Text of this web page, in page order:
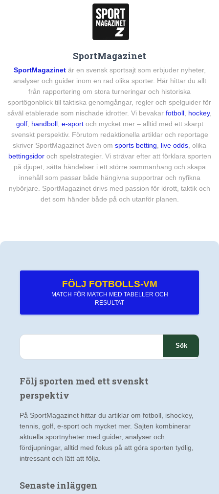
SportMagazinet
SportMagazinetär en svensk sportsajt som erbjuder nyheter,
analyser och guider inom en rad olika sporter. Här hittar du allt
från rapportering om stora turneringar och historiska
sportögonblick till taktiska genomgångar, regler och spelguider för
såväl etablerade som nischade idrotter. Vi bevakar fotboll hockey,
golf, handboll, e-sportoch mycket mer – alltid med ett skarpt
svenskt perspektiv. Förutom redaktionella artiklar och reportage
skriver SportMagazinet även om sports betting live odds , olika
bettingsidoroch spelstrategier. Vi strävar efter att förklara sporten
på djupet, sätta händelser i ett större sammanhang och skapa
innehåll som passar både hängivna supportrar och nyfikna
nybörjare. SportMagazinet drivs med passion för idrott, taktik och
det som händer både på och utanför planen.
FÖLJ FOTBOLLS-VM
MATCH FÖR MATCH MED TABELLER OCH
RESULTAT
S
k
f
t
r
:
Följ sporten med ett svenskt
perspektiv
På SportMagazinet hittar du artiklar om fotboll, ishockey,
tennis, golf, e-sport och mycket mer. Sajten kombinerar
aktuella sportnyheter med guider, analyser och
fördjupningar, alltid med fokus på att göra sporten tydlig,
intressant och lätt att följa.
Senaste inläggen